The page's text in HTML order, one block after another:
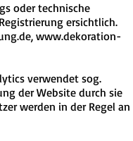
oder technische
ersichtlich.
, www.dekoration-
verwendet sog.
der Website durch sie
werden in der Regel an